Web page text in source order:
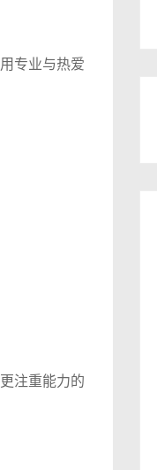
专业与热爱
注重能力的